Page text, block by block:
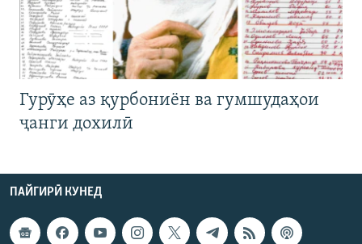
Гурӯҳе аз қурбониён ва гумшудаҳои
ҷанги дохилӣ
ПАЙГИРӢ КУНЕД